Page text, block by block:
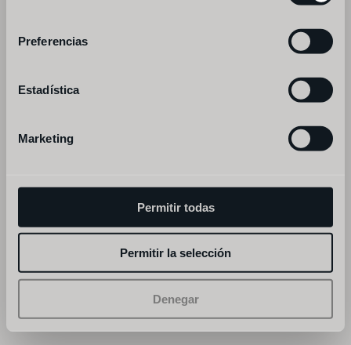
Preferencias
Estadística
Marketing
Permitir todas
Permitir la selección
Denegar